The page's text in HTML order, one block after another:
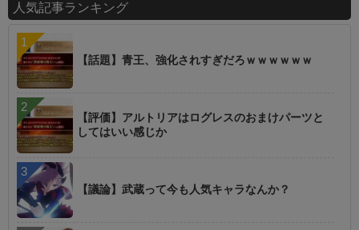
人気記事ランキング
【話題】青王、強化されすぎだろｗｗｗｗｗｗ
【評価】アルトリアはログレスのおまけパーツと
してはいい感じか
【議論】武蔵って今も人気キャラなんか？